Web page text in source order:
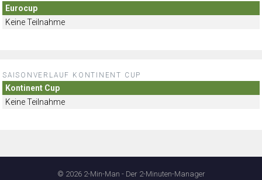
Eurocup
Keine Teilnahme
SAISONVERLAUF KONTINENT CUP
Kontinent Cup
Keine Teilnahme
© 2026 2-Min-Man - Der 2-Minuten-Manager